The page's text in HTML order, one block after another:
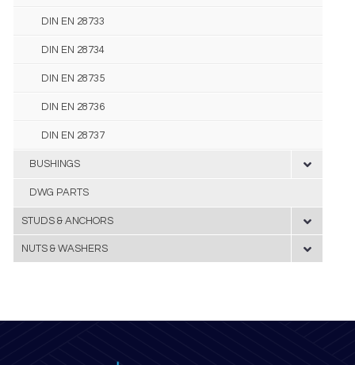
DIN EN 28733
DIN EN 28734
DIN EN 28735
DIN EN 28736
DIN EN 28737
BUSHINGS
DWG PARTS
STUDS & ANCHORS
NUTS & WASHERS